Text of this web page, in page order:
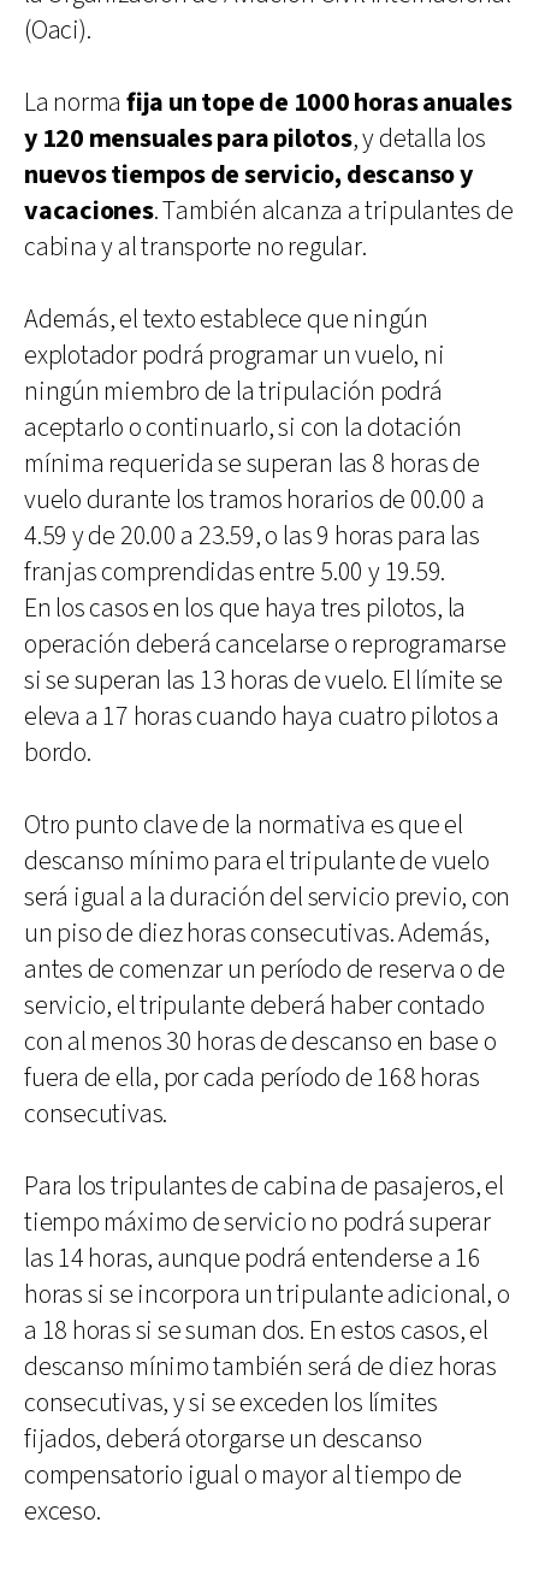
(Oaci).
La norma fija un tope de 1000 horas anuales
y 120 mensuales para pilotos, y detalla los
nuevos tiempos de servicio, descanso y
vacaciones. También alcanza a tripulantes de
cabina y al transporte no regular.
Además, el texto establece que ningún
explotador podrá programar un vuelo, ni
ningún miembro de la tripulación podrá
aceptarlo o continuarlo, si con la dotación
mínima requerida se superan las 8 horas de
vuelo durante los tramos horarios de 00.00 a
4.59 y de 20.00 a 23.59, o las 9 horas para las
franjas comprendidas entre 5.00 y 19.59.
En los casos en los que haya tres pilotos, la
operación deberá cancelarse o reprogramarse
si se superan las 13 horas de vuelo. El límite se
eleva a 17 horas cuando haya cuatro pilotos a
bordo.
Otro punto clave de la normativa es que el
descanso mínimo para el tripulante de vuelo
será igual a la duración del servicio previo, con
un piso de diez horas consecutivas. Además,
antes de comenzar un período de reserva o de
servicio, el tripulante deberá haber contado
con al menos 30 horas de descanso en base o
fuera de ella, por cada período de 168 horas
consecutivas.
Para los tripulantes de cabina de pasajeros, el
tiempo máximo de servicio no podrá superar
las 14 horas, aunque podrá entenderse a 16
horas si se incorpora un tripulante adicional, o
a 18 horas si se suman dos. En estos casos, el
descanso mínimo también será de diez horas
consecutivas, y si se exceden los límites
fijados, deberá otorgarse un descanso
compensatorio igual o mayor al tiempo de
exceso.